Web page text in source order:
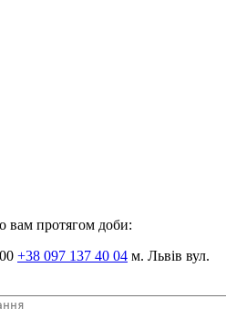
вам протягом доби:
+38 097 137 40 04 м. Львів вул.